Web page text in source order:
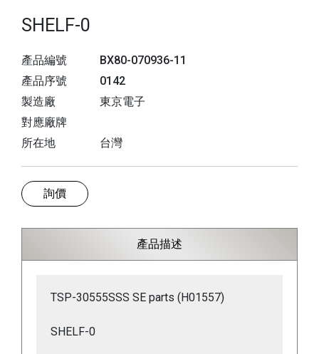
SHELF-0
產品編號
BX80-070936-11
產品序號
0142
製造廠
東京電子
對應廠牌
所在地
台灣
詢價
產品描述
TSP-30555SSS SE parts (H01557)
SHELF-0